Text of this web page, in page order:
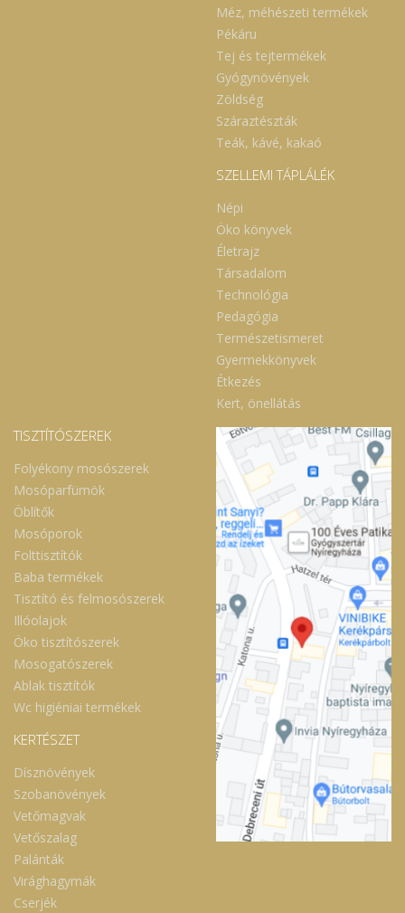
alkalommal. Vizezze be a haját, öntsön egy
kis adagot a tenyerébe és finoman
dörzsölje, oszlassa szét egész fejbőrén,
haján. Gyengéden masszírozza be, hagyja
hatni egy-két percig, majd bő vízzel öblítse
le. Egy alkalommal kétszeri hajmosás
ajánlott. Kerülje a szem és a száj
környékét.Használat előtt felrázandó! 250
ml Összetevők: Viz, Rozmaring hidrolatum,
Oliva olaj, Kókusztenzid, Habtenzid,
Ricinus olaj, Shea vaj, Xantan gumi,
Panthenol, Keratin, Búzaprotein, Cosgard,
Méz, méhészeti termékek
Pékáru
Tej és tejtermékek
Gyógynövények
Zöldség
Száraztészták
Teák, kávé, kakaó
SZELLEMI TÁPLÁLÉK
Népi
Öko könyvek
Életrajz
Társadalom
Technológia
Pedagógia
Természetismeret
Gyermekkönyvek
Étkezés
Kert, önellátás
TISZTÍTÓSZEREK
Folyékony mosószerek
Mosóparfümök
Öblítők
Mosóporok
Folttisztítók
Baba termékek
Tisztító és felmosószerek
Illóolajok
Öko tisztítószerek
Mosogatószerek
Ablak tisztítók
Wc higiéniai termékek
KERTÉSZET
Dísznövények
Szobanövények
Vetőmagvak
Vetőszalag
Palánták
Virághagymák
Cserjék